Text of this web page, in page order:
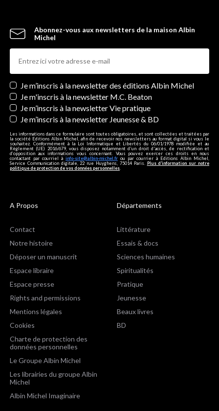
Abonnez-vous aux newsletters de la maison Albin
Michel
Newsletters
Je m’inscris à la newsletter des éditions Albin Michel
Je m'inscris à la newsletter M.C. Beaton
Je m’inscris à la newsletter Vie pratique
Je m’inscris à la newsletter Jeunesse & BD
Les informations dans ce formulaire sont toutes obligatoires, et sont collectées et traitées par
la société Editions Albin Michel, afin de recevoir nos newsletters au format digital si vous le
souhaitez. Conformément à la Loi Informatique et Libertés du 06/01/1978 modifiée et au
Règlement (UE) 2016/679, vous disposez notamment d'un droit d'accès, de rectification et
d’opposition aux informations vous concernant. Vous pouvez exercer ces droits en nous
contactant par courriel à info-site@albin-michel.fr ou par courrier à Editions Albin Michel,
Service Communication digitale, 22 rue Huyghens, 75014 Paris. Plus d’information sur notre
politique de protection de vos données personnelles
A Propos
Contact
Notre histoire
Déposer un manuscrit
Espace libraire
Espace presse
Rights and permissions
Mentions légales
Cookies
Charte de protection des
données personnelles
Le Groupe Albin Michel
Les librairies du groupe Albin
Michel
Albin Michel Imaginaire
Départements
Littérature
Essais & docs
Sciences humaines
Spiritualités
Pratique
Jeunesse
Beaux livres
BD